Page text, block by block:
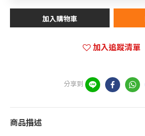
加入購物車
加入追蹤清單
分享到
商品描述